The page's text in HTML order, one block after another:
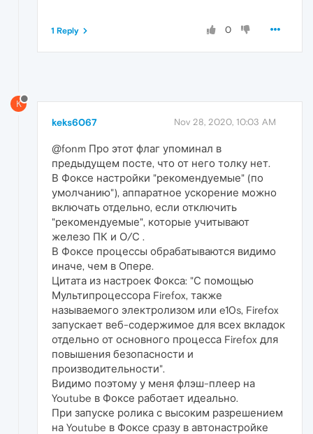
0
1 Reply
K
keks6067 Nov 28, 2020, 10:03 AM
@fonm Про этот флаг упоминал в
предыдущем посте, что от него толку нет.
В Фоксе настройки "рекомендуемые" (по
умолчанию"), аппаратное ускорение можно
включать отдельно, если отключить
"рекомендуемые", которые учитывают
железо ПК и О/С .
В Фоксе процессы обрабатываются видимо
иначе, чем в Опере.
Цитата из настроек Фокса: "С помощью
Мультипроцессора Firefox, также
называемого электролизом или e10s, Firefox
запускает веб-содержимое для всех вкладок
отдельно от основного процесса Firefox для
повышения безопасности и
производительности".
Видимо поэтому у меня флэш-плеер на
Youtube в Фоксе работает идеально.
При запуске ролика с высоким разрешением
на Youtube в Фоксе сразу в автонастройке